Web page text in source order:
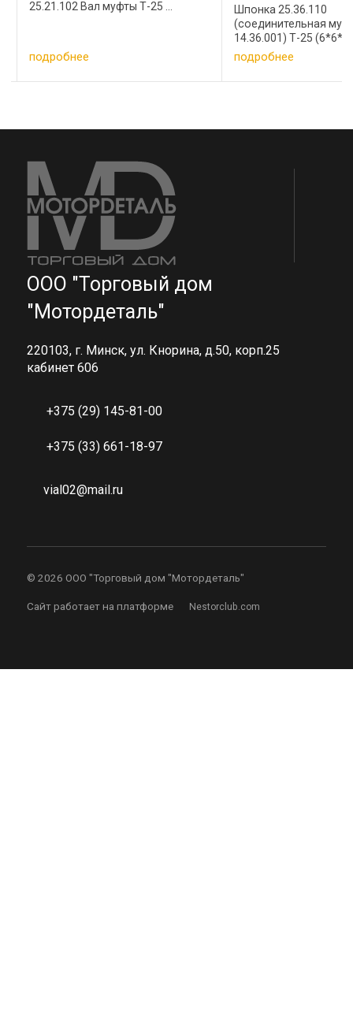
Шпонка 25.36.110
подробнее подробнее
ООО "Торговый дом
"Мотордеталь"
220103, г. Минск, ул. Кнорина, д.50, корп.25
кабинет 606
+375 (29) 145-81-00
+375 (33) 661-18-97
vial02@mail.ru
© 2026 ООО "Торговый дом "Мотордеталь"
Сайт работает на платформе Nestorclub.com